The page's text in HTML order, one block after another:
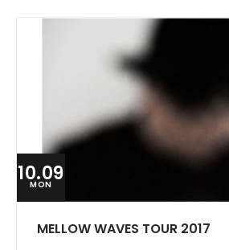
10.09
MON
MELLOW WAVES TOUR 2017